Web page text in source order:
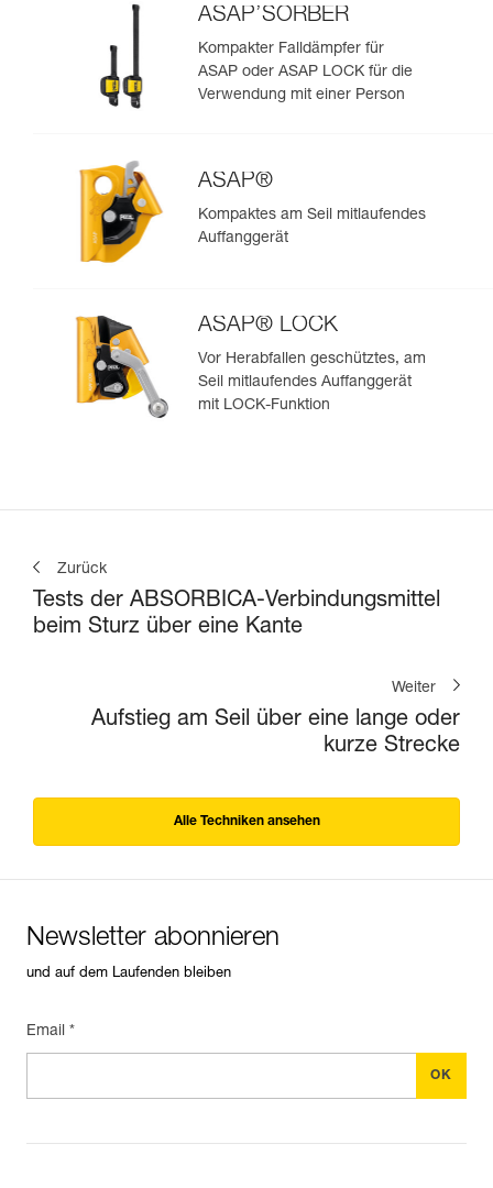
ASAP’SORBER
Kompakter Falldämpfer für
ASAP oder ASAP LOCK für die
Verwendung mit einer Person
ASAP®
Kompaktes am Seil mitlaufendes
Auffanggerät
ASAP® LOCK
Vor Herabfallen geschütztes, am
Seil mitlaufendes Auffanggerät
mit LOCK-Funktion
Zurück
Tests der ABSORBICA-Verbindungsmittel
beim Sturz über eine Kante
Weiter
Aufstieg am Seil über eine lange oder
kurze Strecke
Alle Techniken ansehen
Newsletter abonnieren
und auf dem Laufenden bleiben
Email *